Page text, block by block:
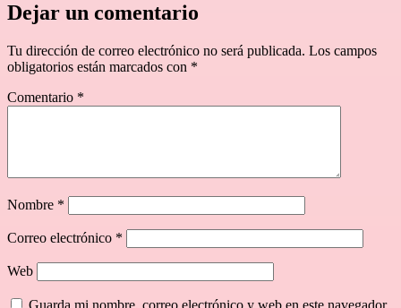
Dejar un comentario
Tu dirección de correo electrónico no será publicada. Los campos
obligatorios están marcados con *
Comentario *
Nombre *
Correo electrónico *
Web
Guarda mi nombre, correo electrónico y web en este navegador